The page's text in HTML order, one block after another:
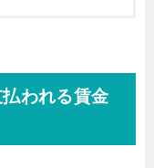
われる賃金